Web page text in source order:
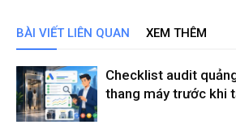
BÀI VIẾT LIÊN QUAN XEM THÊM
Checklist audit
thang máy trước khi